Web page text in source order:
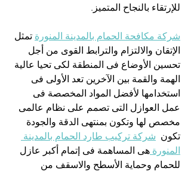
للإرتقاء بالنجاح المتميز.
شركة مكافحة الحمام بالمدينة المنورة تمثل
الإتقان والالتزام والترابط القوى من أجل
تحسين الأوضاع فى المنطقة لكى تحيا عالية
الهمة والقمة بين الآخرين تعد الأولى فى
استخدامها لأفضل المواد المخصصة فى
عمل العوازل التى تصمم على نظام عالمى
مخصص لها وتكون بمنتهى الدقة والجودة
تكون شركة تركيب طارد الحمام بالمدينة
المنورة هى المساهمة فى إتمام أكبر عازل
للحمام وحماية الأسطح والاسقف من